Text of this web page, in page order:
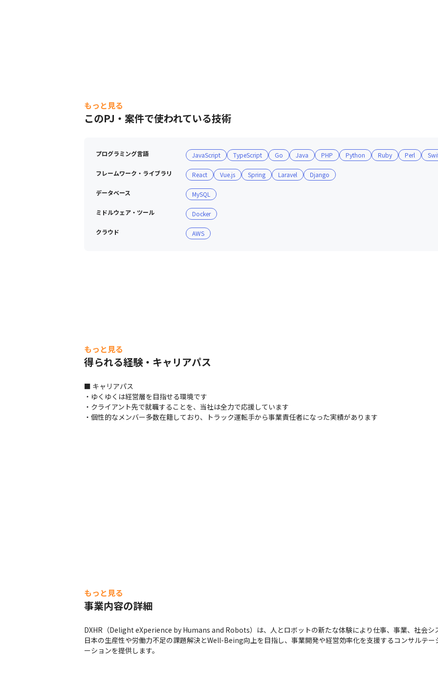
もっと見る
このPJ・案件で使われている技術
プログラミング言語 JavaScript TypeScript Go Java PHP Python Ruby Perl
フレームワーク・ライブラリ React Vue.js Spring Laravel Django
データベース MySQL
ミドルウェア・ツール Docker
クラウド AWS
もっと見る
得られる経験・キャリアパス
■ キャリアパス
・ゆくゆくは経営層を目指せる環境です
・クライアント先で就職することを、当社は全力で応援しています
・個性的なメンバー多数在籍しており、トラック運転手から事業責任者になった実績があります
もっと見る
事業内容の詳細
DXHR（Delight eXperience by Humans and Robots）は、人とロボットの新たな体験により仕事、事業、社会シ
日本の生産性や労働力不足の課題解決とWell-Being向上を目指し、事業開発や経営効率化を支援するコンサルテ
ーションを提供します。